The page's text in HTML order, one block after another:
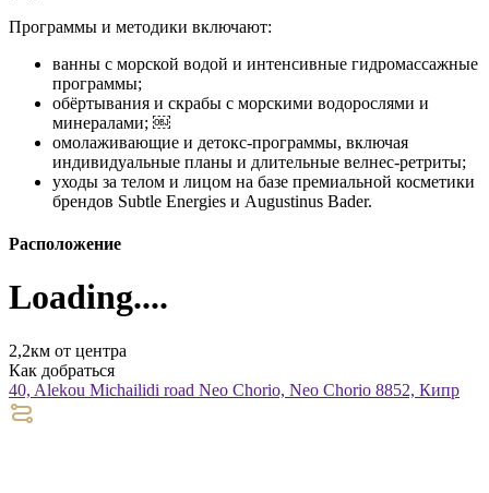
Программы и методики включают:
ванны с морской водой и интенсивные гидромассажные
программы;
обёртывания и скрабы с морскими водорослями и
минералами; ￼
омолаживающие и детокс‑программы, включая
индивидуальные планы и длительные велнес‑ретриты;
уходы за телом и лицом на базе премиальной косметики
брендов Subtle Energies и Augustinus Bader.
Расположение
Loading....
2,2км от центра
Как добраться
40, Alekou Michailidi road Neo Chorio, Neo Chorio 8852, Кипр